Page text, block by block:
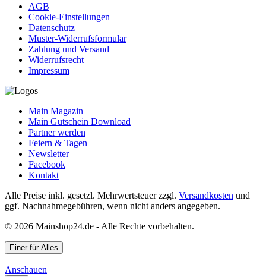
AGB
Cookie-Einstellungen
Datenschutz
Muster-Widerrufsformular
Zahlung und Versand
Widerrufsrecht
Impressum
Main Magazin
Main Gutschein Download
Partner werden
Feiern & Tagen
Newsletter
Facebook
Kontakt
Alle Preise inkl. gesetzl. Mehrwertsteuer zzgl. Versandkosten und
ggf. Nachnahmegebühren, wenn nicht anders angegeben.
© 2026 Mainshop24.de - Alle Rechte vorbehalten.
Einer für Alles
Anschauen